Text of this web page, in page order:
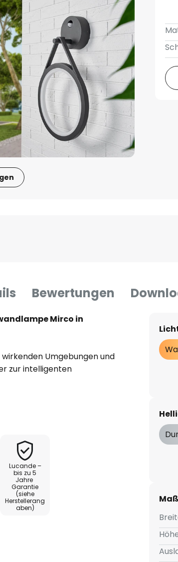
Bewertungen
Mirco in
Umgebungen und
zur intelligenten
Aluminium und ein LED-
blendfrei ist und
So kann man sich nach
zumal der Sensor
Lichts sorgt.
Lucande –
bis zu 5
Jahre
Garantie
(siehe
Herstellerang
aben)